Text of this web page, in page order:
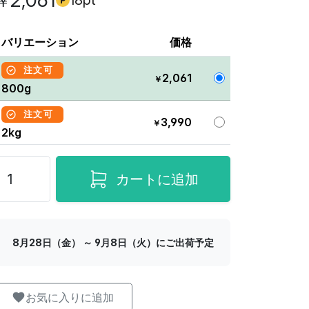
バリエーション 価格
注文可
800g
￥ 2,061
注文可
2kg
￥ 3,990
カートに追加
8月28日（金） ～ 9月8日（火）にご出荷予定
お気に入りに追加